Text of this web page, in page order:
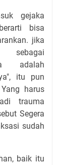
gejaka
bisa
jika
adalah
itu pun
harus
trauma
Segera
sudah
baik itu